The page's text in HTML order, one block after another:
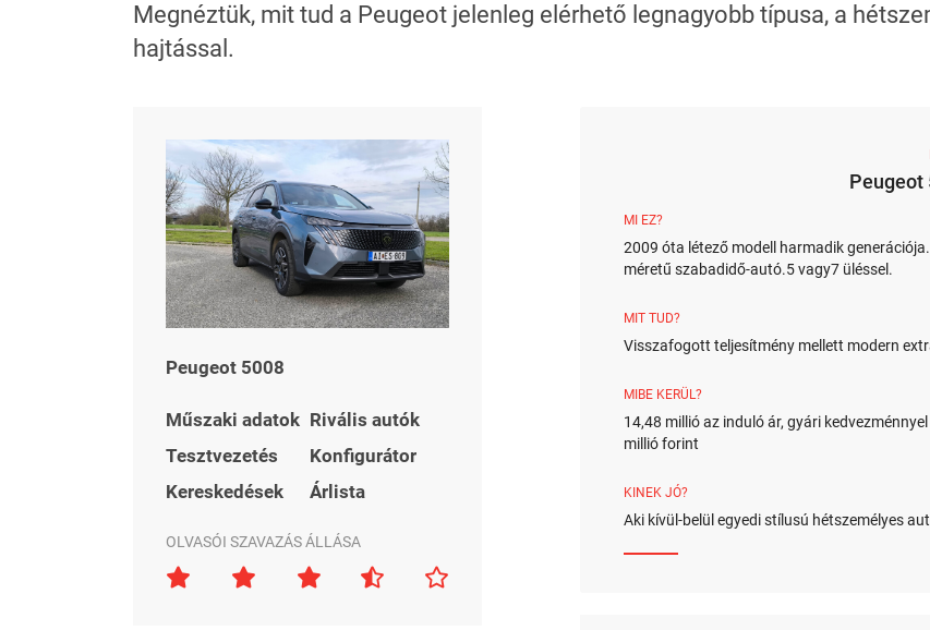
Megnéztük, mit tud a Peugeot jelenleg elérhető legnagyobb típusa, a
hajtással.
Peugeot 5008
Műszaki adatok Rivális autók
Tesztvezetés
Konfigurátor
Kereskedések
Árlista
OLVASÓI SZAVAZÁS ÁLLÁSA
Peugeot
MI EZ?
2009 óta létező modell harmadik
méretű szabadidő-autó.5 vagy7 üléssel.
MIT TUD?
Visszafogott teljesítmény mellett modern
MIBE KERÜL?
14,48 millió az induló ár, gyári
millió forint
KINEK JÓ?
Aki kívül-belül egyedi stílusú hétszemélyes